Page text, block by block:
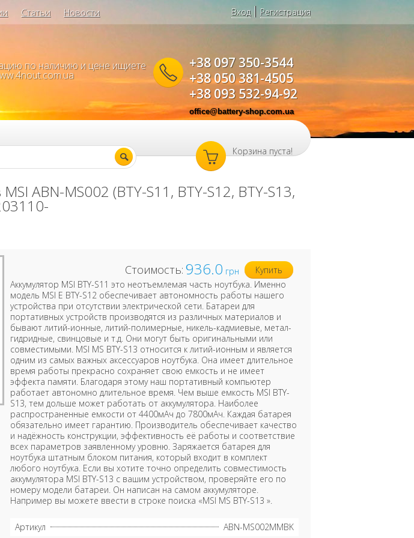
Статьи Новости Вход Регистрация
по наличию и цене ищиете
+38 097 350-3544
+38 050 381-4505
+38 093 532-94-92
office@battery-shop.com.ua
Корзина пуста!
ABN-MS002 (BTY-S11, BTY-S12, BTY-S13,
Купить
936.0 грн
Стоимость:
Аккумулятор MSI BTY-S11 это неотъемлемая часть ноутбука. Именно
модель MSI E BTY-S12 обеспечивает автономность работы нашего
устройства при отсутствии электрической сети. Батареи для
портативных устройств производятся из различных материалов и
бывают литий-ионные, литий-полимерные, никель-кадмиевые, метал-
гидридные, свинцовые и т.д. Они могут быть оригинальными или
совместимыми. MSI MS BTY-S13 относится к литий-ионным и является
одним из самых важных аксессуаров ноутбука. Она имеет длительное
время работы прекрасно сохраняет свою емкость и не имеет
эффекта памяти. Благодаря этому наш портативный компьютер
работает автономно длительное время. Чем выше емкость MSI BTY-
S13, тем дольше может работать от аккумулятора. Наиболее
распространенные емкости от 4400мАч до 7800мАч. Каждая батарея
обязательно имеет гарантию. Производитель обеспечивает качество
и надёжность конструкции, эффективность её работы и соответствие
всех параметров заявленному уровню. Заряжается батарея для
ноутбука штатным блоком питания, который входит в комплект
любого ноутбука. Если вы хотите точно определить совместимость
аккумулятора MSI BTY-S13 с вашим устройством, проверяйте его по
номеру модели батареи. Он написан на самом аккумуляторе.
Например вы можете ввести в строке поиска «MSI MS BTY-S13 ».
Артикул ABN-MS002MMBK